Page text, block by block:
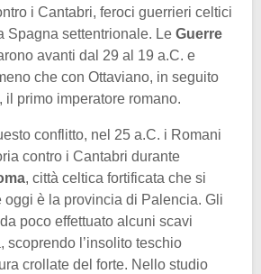
i Cantabri, feroci guerrieri celtici
Spagna settentrionale. Le Guerre
avanti dal 29 al 19 a.C. e
che con Ottaviano, in seguito
, il primo imperatore romano.
conflitto, nel 25 a.C. i Romani
contro i Cantabri durante
, città celtica fortificata che si
oggi è la provincia di Palencia. Gli
poco effettuato alcuni scavi
scoprendo l’insolito teschio
crollate del forte. Nello studio